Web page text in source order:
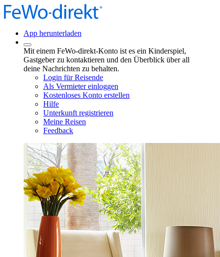
App herunterladen
Mit einem FeWo-direkt-Konto ist es ein Kinderspiel,
Gastgeber zu kontaktieren und den Überblick über all
deine Nachrichten zu behalten.
Login für Reisende
Als Vermieter einloggen
Kostenloses Konto erstellen
Hilfe
Unterkunft registrieren
Meine Reisen
Feedback